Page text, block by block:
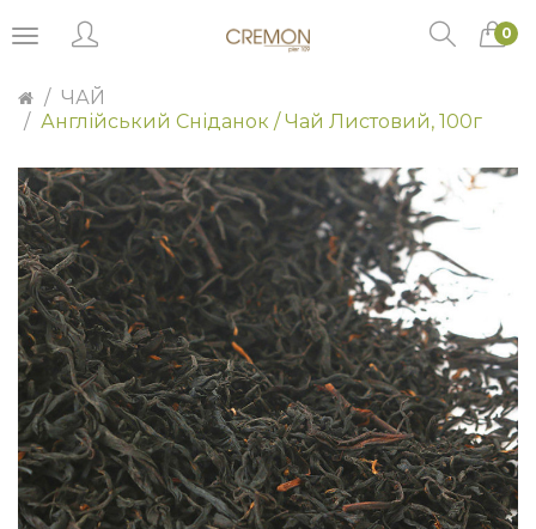
0
ЧАЙ
Англійський Сніданок / Чай Листовий, 100г